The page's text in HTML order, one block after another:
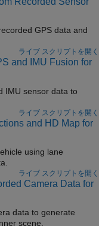
GPS data and
ライブ スクリプトを開く
and IMU Fusion for
IMU sensor data to
ライブ スクリプトを開く
and HD Map for
using lane
ライブ スクリプトを開く
Camera Data for
data to generate
scene.